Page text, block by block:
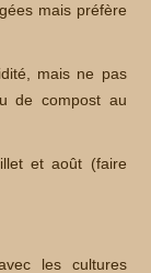
mais préfère
mais ne pas
de compost au
et août (faire
les cultures